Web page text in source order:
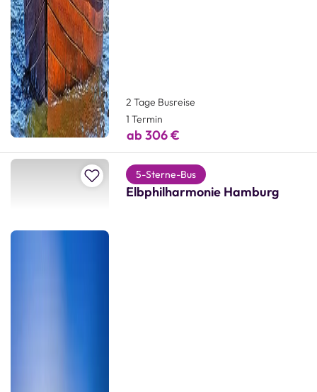
2 Tage Busreise
1 Termin
ab 306 €
Zur Merkliste hinzufügen
5-Sterne-Bus
Elbphilharmonie Hamburg